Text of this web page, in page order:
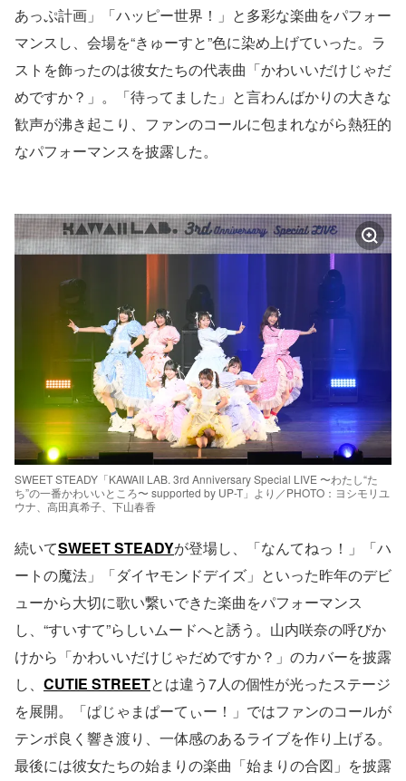
あっぷ計画」「ハッピー世界！」と多彩な楽曲をパフォー
マンスし、会場を“きゅーすと”色に染め上げていった。ラ
ストを飾ったのは彼女たちの代表曲「かわいいだけじゃだ
めですか？」。「待ってました」と言わんばかりの大きな
歓声が沸き起こり、ファンのコールに包まれながら熱狂的
なパフォーマンスを披露した。
SWEET STEADY「KAWAII LAB. 3rd Anniversary Special LIVE 〜わたし“た
ち”の一番かわいいところ〜 supported by UP-T」より／PHOTO：ヨシモリユ
ウナ、高田真希子、下山春香
続いてSWEET STEADYが登場し、「なんてねっ！」「ハ
ートの魔法」「ダイヤモンドデイズ」といった昨年のデビ
ューから大切に歌い繋いできた楽曲をパフォーマンス
し、“すいすて”らしいムードへと誘う。山内咲奈の呼びか
けから「かわいいだけじゃだめですか？」のカバーを披露
し、 CUTIE STREETとは違う7人の個性が光ったステージ
を展開。「ぱじゃまぱーてぃー！」ではファンのコールが
テンポ良く響き渡り、一体感のあるライブを作り上げる。
最後には彼女たちの始まりの楽曲「始まりの合図」を披露